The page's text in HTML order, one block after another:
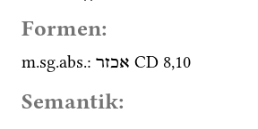
Formen:
m.sg.abs.: אכזר CD 8,10
Semantik: